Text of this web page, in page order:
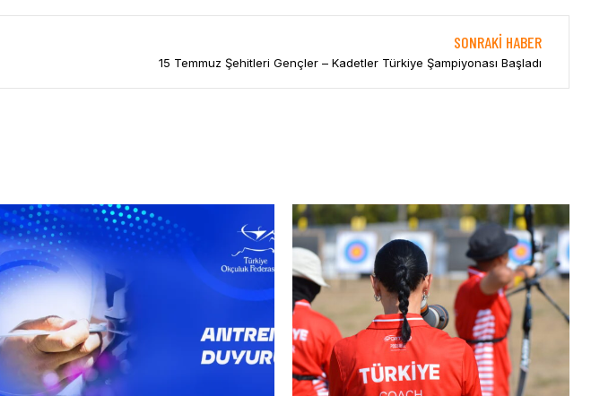
SONRAKI HABER
15 Temmuz Şehitleri Gençler – Kadetler Türkiye Şampiyonası Başladı